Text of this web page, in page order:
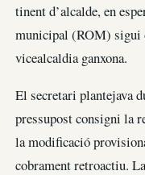
tinent d’alcalde, en
municipal (ROM) sigui
vicealcaldia ganxona.
El secretari plantejava
pressupost consigni la
la modificació
cobrament retroactiu.